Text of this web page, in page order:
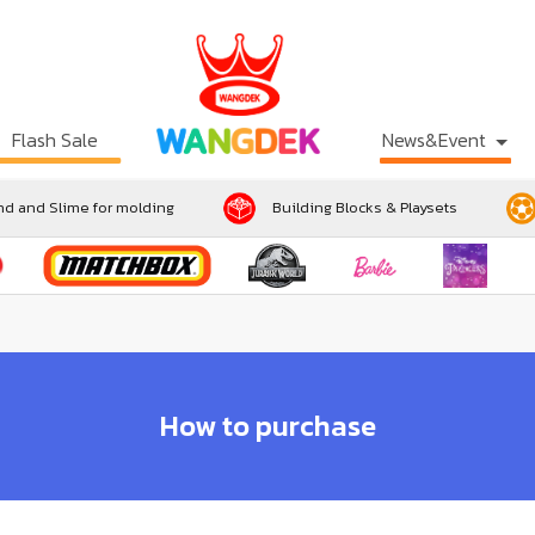
Flash Sale News&Event
and Slime for molding Building Blocks & Playsets
How to purchase